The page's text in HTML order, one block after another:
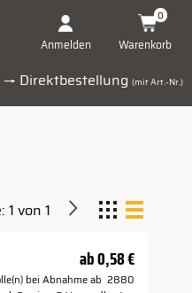
Anmelden Warenkorb
0
→ Direktbestellung (mit Art.-Nr.)
1 von1
ab0,58 €
bei Abnahme ab 2880